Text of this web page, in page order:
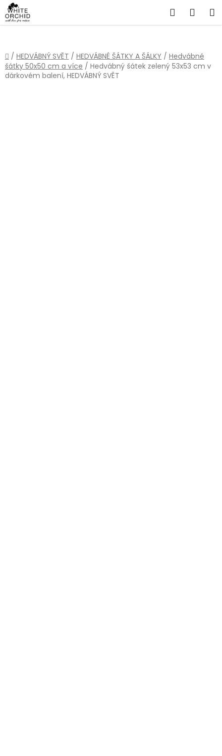
Přejít
na
obsah
Hledat
Domů
/ HEDVÁBNÝ SVĚT / HEDVÁBNÉ ŠÁTKY A ŠÁLKY / Hedvábné
šátky 50x50 cm a více / Hedvábný šátek zelený 53x53 cm v
dárkovém balení, HEDVÁBNÝ SVĚT